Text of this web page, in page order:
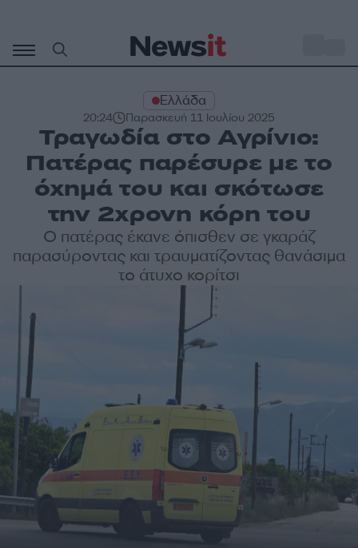
περιεχόμενο
Ελλάδα
20:24 Παρασκευή 11 Ιουλίου 2025
Τραγωδία στο Αγρίνιο:
Πατέρας παρέσυρε με το
όχημά του και σκότωσε
την 2χρονη κόρη του
Ο πατέρας έκανε όπισθεν σε γκαράζ
παρασύροντας και τραυματίζοντας θανάσιμα
το άτυχο κορίτσι